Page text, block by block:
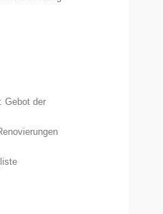
Gebot der